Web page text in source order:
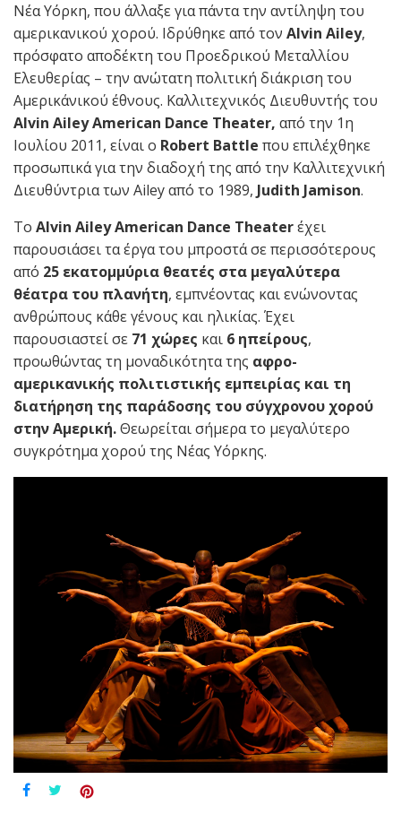
Νέα Υόρκη, που άλλαξε για πάντα την αντίληψη του
αμερικανικού χορού. Ιδρύθηκε από τον Alvin Ailey,
πρόσφατο αποδέκτη του Προεδρικού Μεταλλίου
Ελευθερίας – την ανώτατη πολιτική διάκριση του
Αμερικάνικού έθνους. Καλλιτεχνικός Διευθυντής του
Alvin Ailey American Dance Theater, από την 1η
Ιουλίου 2011, είναι ο Robert Battle που επιλέχθηκε
προσωπικά για την διαδοχή της από την Καλλιτεχνική
Διευθύντρια των Ailey από το 1989, Judith Jamison.
Το Alvin Ailey American Dance Theaterέχει
παρουσιάσει τα έργα του μπροστά σε περισσότερους
από 25 εκατομμύρια θεατές στα μεγαλύτερα
θέατρα του πλανήτη, εμπνέοντας και ενώνοντας
ανθρώπους κάθε γένους και ηλικίας. Έχει
παρουσιαστεί σε 71 χώρες και 6 ηπείρους,
προωθώντας τη μοναδικότητα της αφρο-
αμερικανικής πολιτιστικής εμπειρίας και τη
διατήρηση της παράδοσης του σύγχρονου χορού
στην Αμερική.Θεωρείται σήμερα το μεγαλύτερο
συγκρότημα χορού της Νέας Υόρκης.